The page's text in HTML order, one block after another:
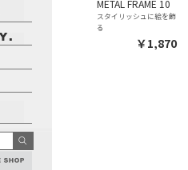
METAL FRAME 10
スタイリッシュに絵を飾
る
￥1,870